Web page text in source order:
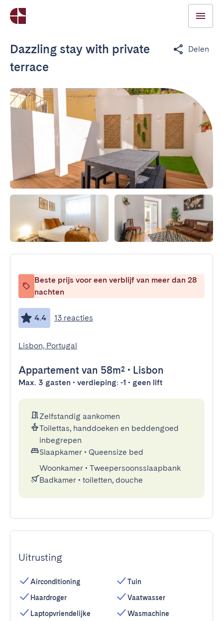
Dazzling stay with private
terrace
Delen
Beste prijs voor een verblijf van meer dan 28
nachten
4.4 13 reacties
Lisbon, Portugal
Appartement van 58m² • Lisbon
Max. 3 gasten • verdieping: -1 • geen lift
Zelfstandig aankomen
Toilettas, handdoeken en beddengoed
inbegrepen
Slaapkamer • Queensize bed
Woonkamer • Tweepersoonsslaapbank
Badkamer • toiletten, douche
Uitrusting
Airconditioning
Haardroger
Laptopvriendelijke
Tuin
Vaatwasser
Wasmachine